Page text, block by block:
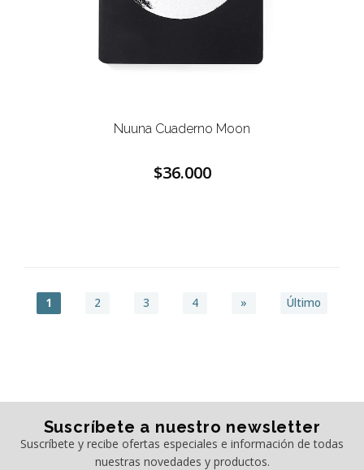
Nuuna Cuaderno Moon
$36.000
1 2 3 4 » Último
Suscríbete a nuestro newsletter
Suscríbete y recibe ofertas especiales e información de todas
nuestras novedades y productos.